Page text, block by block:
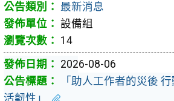
最新消息
設備組
14
2026-08-06
「助人工作者的災後
活韌性」